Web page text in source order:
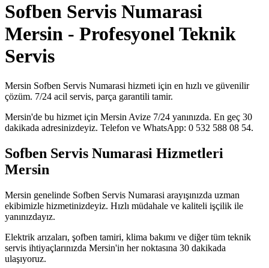
Sofben Servis Numarasi
Mersin - Profesyonel Teknik
Servis
Mersin Sofben Servis Numarasi hizmeti için en hızlı ve güvenilir
çözüm. 7/24 acil servis, parça garantili tamir.
Mersin'de bu hizmet için Mersin Avize 7/24 yanınızda. En geç 30
dakikada adresinizdeyiz. Telefon ve WhatsApp: 0 532 588 08 54.
Sofben Servis Numarasi Hizmetleri
Mersin
Mersin genelinde Sofben Servis Numarasi arayışınızda uzman
ekibimizle hizmetinizdeyiz. Hızlı müdahale ve kaliteli işçilik ile
yanınızdayız.
Elektrik arızaları, şofben tamiri, klima bakımı ve diğer tüm teknik
servis ihtiyaçlarınızda Mersin'in her noktasına 30 dakikada
ulaşıyoruz.